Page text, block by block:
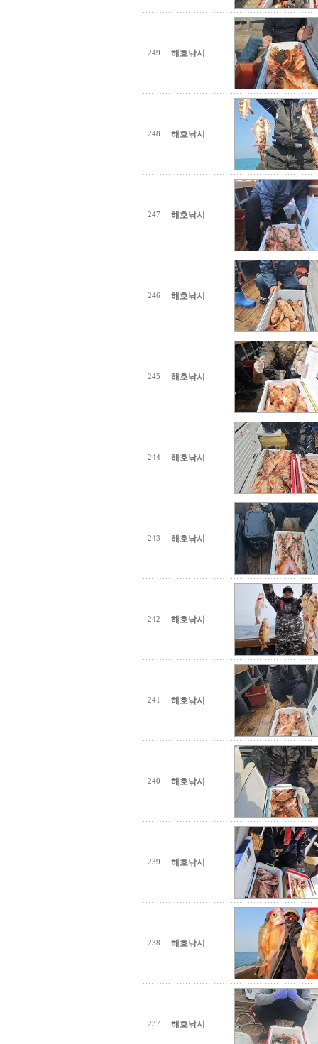
249 해호낚시
248 해호낚시
247 해호낚시
246 해호낚시
245 해호낚시
244 해호낚시
243 해호낚시
242 해호낚시
241 해호낚시
240 해호낚시
239 해호낚시
238 해호낚시
237 해호낚시